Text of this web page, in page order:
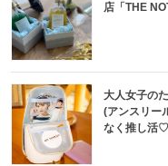
店「THE
大人女子の
(アンスリー
なく推し活♡